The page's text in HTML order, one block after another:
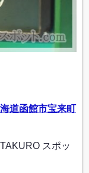
道函館市宝来町
スポッ